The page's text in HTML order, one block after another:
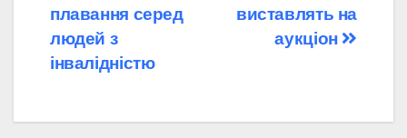
виставлять на
аукціон
плавання серед
людей з
інвалідністю